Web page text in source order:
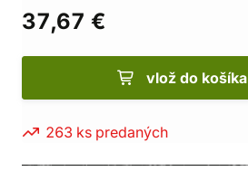
37,67 €
vlož do košíka
263 ks predaných